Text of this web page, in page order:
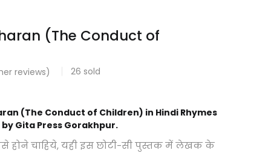
(The Conduct of
reviews) 26 sold
(The Conduct of Children) in Hindi Rhymes
Gita Press Gorakhpur.
चाहिये, यही इस छोटी-सी पुस्तक में लेखक के